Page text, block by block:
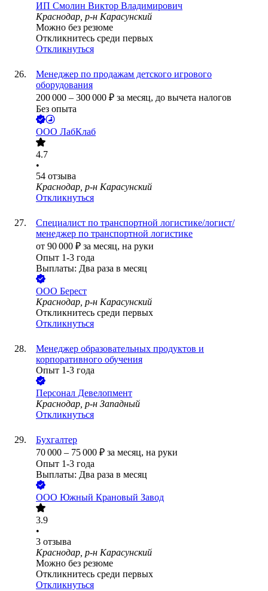
ИП Смолин Виктор Владимирович
Краснодар, р-н Карасунский
Можно без резюме
Откликнитесь среди первых
Откликнуться
Менеджер по продажам детского игрового
оборудования
200 000 – 300 000 ₽ за месяц, до вычета налогов
Без опыта
ООО ЛабКлаб
4.7
•
54 отзыва
Краснодар, р-н Карасунский
Откликнуться
Специалист по транспортной логистике/логист/
менеджер по транспортной логистике
от 90 000 ₽ за месяц, на руки
Опыт 1-3 года
Выплаты: Два раза в месяц
ООО Берест
Краснодар, р-н Карасунский
Откликнитесь среди первых
Откликнуться
Менеджер образовательных продуктов и
корпоративного обучения
Опыт 1-3 года
Персонал Девелопмент
Краснодар, р-н Западный
Откликнуться
Бухгалтер
70 000 – 75 000 ₽ за месяц, на руки
Опыт 1-3 года
Выплаты: Два раза в месяц
ООО Южный Крановый Завод
3.9
•
3 отзыва
Краснодар, р-н Карасунский
Можно без резюме
Откликнитесь среди первых
Откликнуться